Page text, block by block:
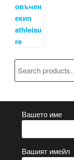
Вашето име
Вашият имейл